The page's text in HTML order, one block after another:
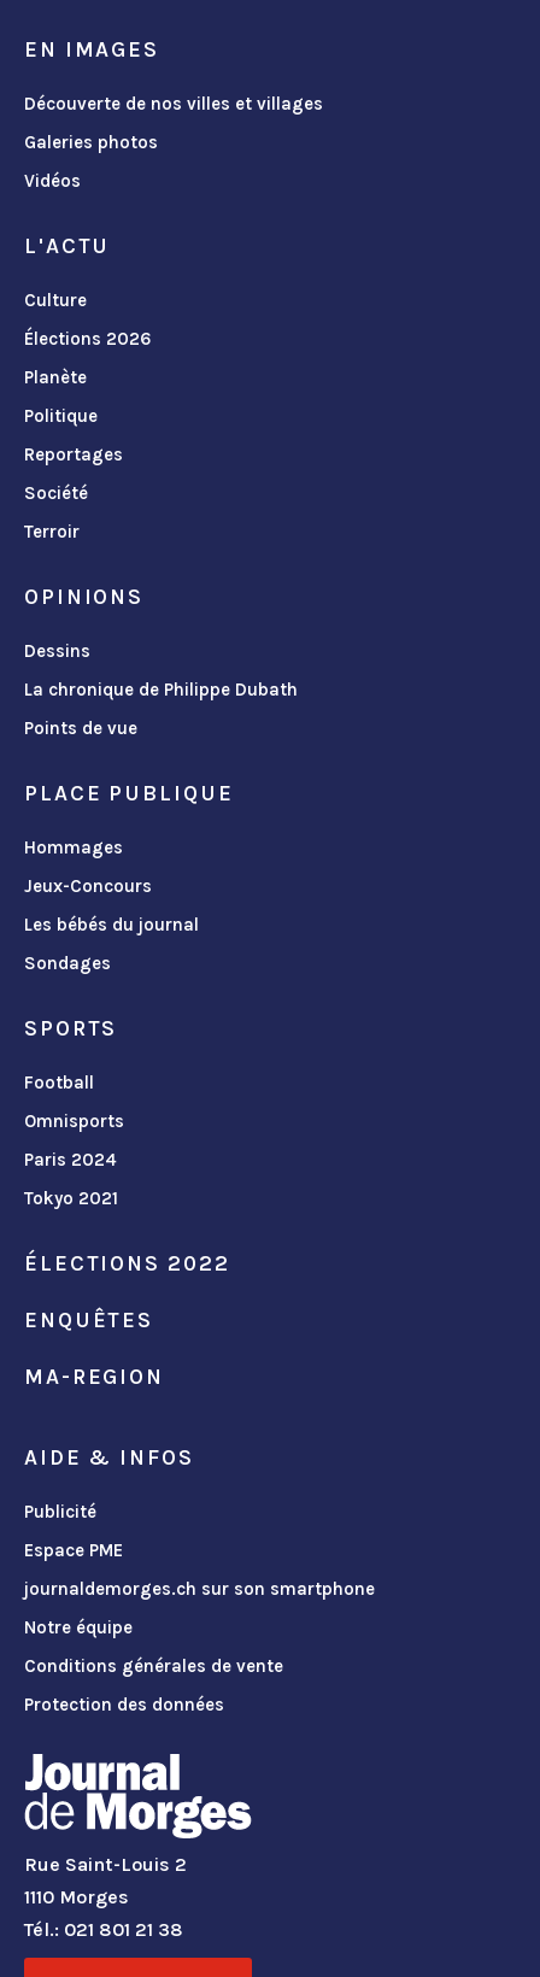
EN IMAGES
Découverte de nos villes et villages
Galeries photos
Vidéos
L'ACTU
Culture
Élections 2026
Planète
Politique
Reportages
Société
Terroir
OPINIONS
Dessins
La chronique de Philippe Dubath
Points de vue
PLACE PUBLIQUE
Hommages
Jeux-Concours
Les bébés du journal
Sondages
SPORTS
Football
Omnisports
Paris 2024
Tokyo 2021
ÉLECTIONS 2022
ENQUÊTES
MA-REGION
AIDE & INFOS
Publicité
Espace PME
journaldemorges.ch sur son smartphone
Notre équipe
Conditions générales de vente
Protection des données
Rue Saint-Louis 2
1110 Morges
Tél.: 021 801 21 38